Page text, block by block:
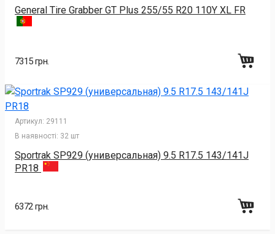
General Tire Grabber GT Plus 255/55 R20 110Y XL FR
7315 грн.
Артикул: 29111
В наявності: 32 шт
Sportrak SP929 (универсальная) 9.5 R17.5 143/141J
PR18
6372 грн.